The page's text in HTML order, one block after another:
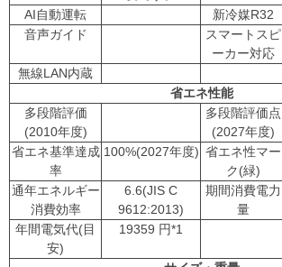
AI自動運転 新冷媒R32
音声ガイド
スマートスピ
ーカー対応
無線LAN内蔵
省エネ性能
多段階評価
(2010年度)
多段階評価点
(2027年度)
省エネ基準達成
率
100%(2027年度) 省エネ性マー
ク(緑)
通年エネルギー
消費効率
6.6(JIS C
9612:2013)
期間消費電力
量
年間電気代(目
安)
19359 円*1